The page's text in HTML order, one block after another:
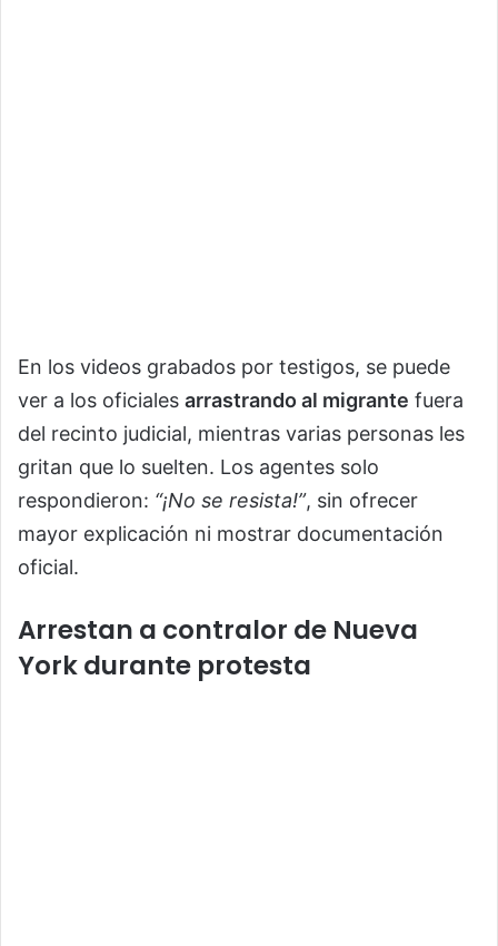
En los videos grabados por testigos, se puede
ver a los oficiales arrastrando al migrante fuera
del recinto judicial, mientras varias personas les
gritan que lo suelten. Los agentes solo
respondieron: “¡No se resista!”, sin ofrecer
mayor explicación ni mostrar documentación
oficial.
Arrestan a contralor de Nueva
York durante protesta